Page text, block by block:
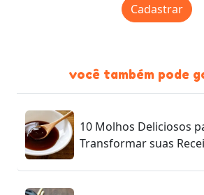
Cadastrar
você também pode
10 Molhos Deliciosos
Transformar suas